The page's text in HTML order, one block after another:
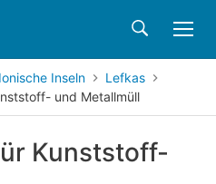
Ionische Inseln
Lefkas
und Metallmüll
Kunststoff-